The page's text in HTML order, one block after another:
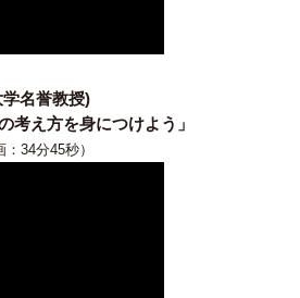
名誉教授)
考え方を身につけよう」
34分45秒）